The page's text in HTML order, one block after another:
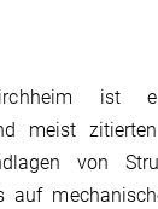
ist
meist
von
auf